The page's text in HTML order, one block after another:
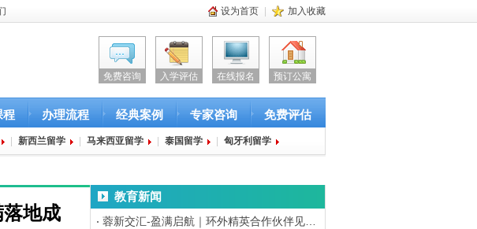
设为首页 加入收藏
免费咨询 入学评估 在线报名 预订公寓
程 办理流程 经典案例 专家咨询 免费评估
新西兰留学 马来西亚留学 泰国留学 匈牙利留学
地成
教育新闻
蓉新交汇-盈满启航｜环外精英合作伙伴见…